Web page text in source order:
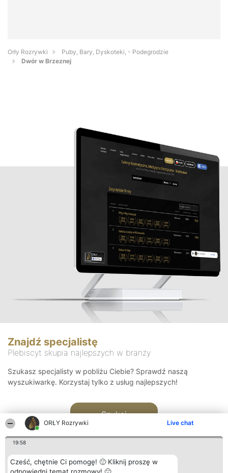
ORŁY Rozrywki Live chat
19:58
Cześć, chętnie Ci pomogę! 🙂 Kliknij proszę w
Orły Rozrywki
Puby, Bary, Dyskoteki, - Podegrodzie
Dwór w Brzeznej
Znajdź specjalistę
Plebiscyt skupia najlepszych w branży
Szukasz specjalisty w pobliżu Ciebie? Sprawdź naszą
wyszukiwarkę. Korzystaj tylko z usług najlepszych!
Szukaj